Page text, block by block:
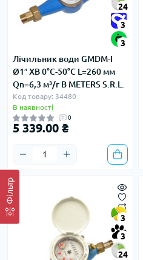
Фільтр
24
3
3
Лічильник води GMDM-I
Ø1″ ХВ 0°С-50°С L=260 мм
Qn=6,3 м³/г B METERS S.R.L.
Код товару: 34480
В наявності
0
5 339.00 ₴
3
3
24